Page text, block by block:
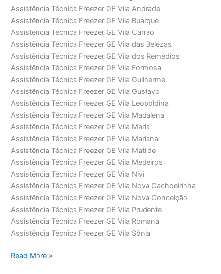
Assistência Técnica Freezer GE Vila Andrade
Assistência Técnica Freezer GE Vila Buarque
Assistência Técnica Freezer GE Vila Carrão
Assistência Técnica Freezer GE Vila das Belezas
Assistência Técnica Freezer GE Vila dos Remédios
Assistência Técnica Freezer GE Vila Formosa
Assistência Técnica Freezer GE Vila Guilherme
Assistência Técnica Freezer GE Vila Gustavo
Assistência Técnica Freezer GE Vila Leopoldina
Assistência Técnica Freezer GE Vila Madalena
Assistência Técnica Freezer GE Vila Maria
Assistência Técnica Freezer GE Vila Mariana
Assistência Técnica Freezer GE Vila Matilde
Assistência Técnica Freezer GE Vila Medeiros
Assistência Técnica Freezer GE Vila Nivi
Assistência Técnica Freezer GE Vila Nova Cachoeirinha
Assistência Técnica Freezer GE Vila Nova Conceição
Assistência Técnica Freezer GE Vila Prudente
Assistência Técnica Freezer GE Vila Romana
Assistência Técnica Freezer GE Vila Sônia
Assistência
Read More »